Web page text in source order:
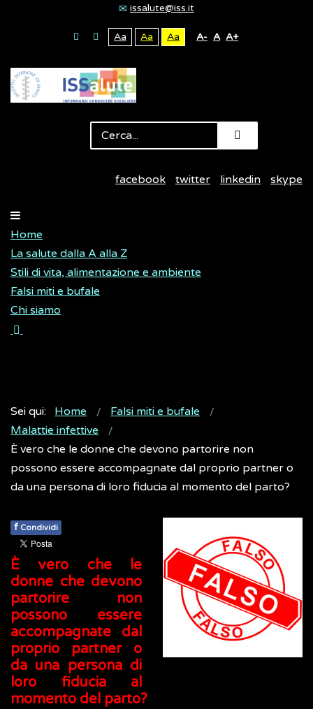
issalute@iss.it
Aa Aa Aa A- A A+
facebook twitter linkedin skype
Home
La salute dalla A alla Z
Stili di vita, alimentazione e ambiente
Falsi miti e bufale
Chi siamo
Sei qui: Home
Falsi miti e bufale
Malattie infettive
È vero che le donne che devono partorire non
possono essere accompagnate dal proprio partner o
da una persona di loro fiducia al momento del parto?
f Condividi
È vero che le
donne che devono
partorire non
possono essere
accompagnate dal
proprio partner o
da una persona di
loro fiducia al
momento del parto?